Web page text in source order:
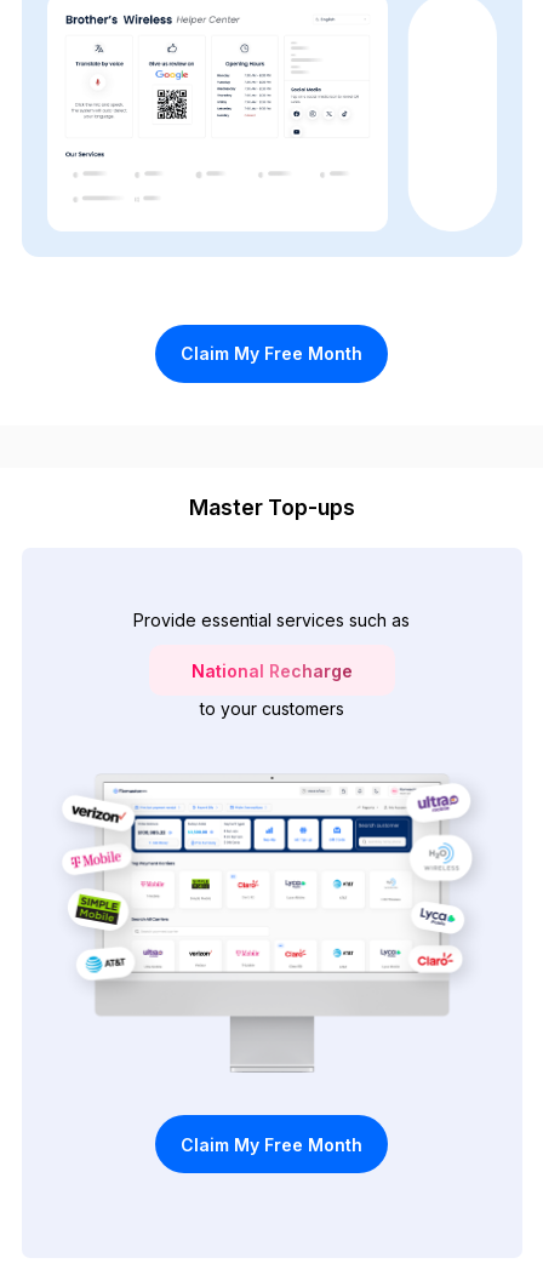
Claim My Free Month
Master Top-ups
Provide essential services such as
National Recharge
to your customers
Claim My Free Month